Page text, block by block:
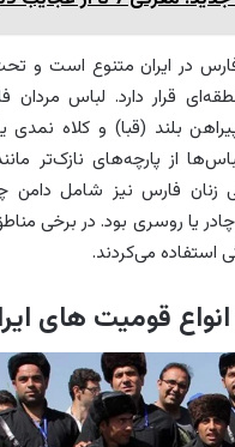
در ایران متنوع است و تحت
قرار دارد. لباس
بلند (قبا) و کلاه نمدی
از پارچه‌های نازک‌تر
فارس نیز شامل دامن
یا روسری بود. در برخی
می‌کردند.